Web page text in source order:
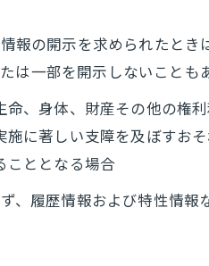
報の開示を求められたと
は一部を開示しないことも
命、身体、財産その他の権
施に著しい支障を及ぼすお
こととなる場合
、履歴情報および特性情